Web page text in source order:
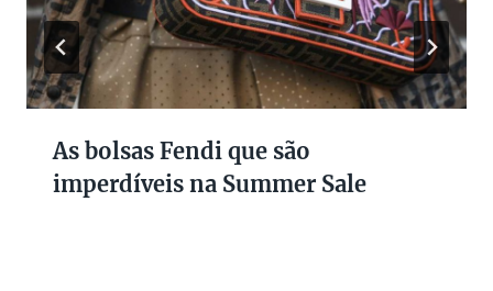
As bolsas Fendi que são
imperdíveis na Summer Sale